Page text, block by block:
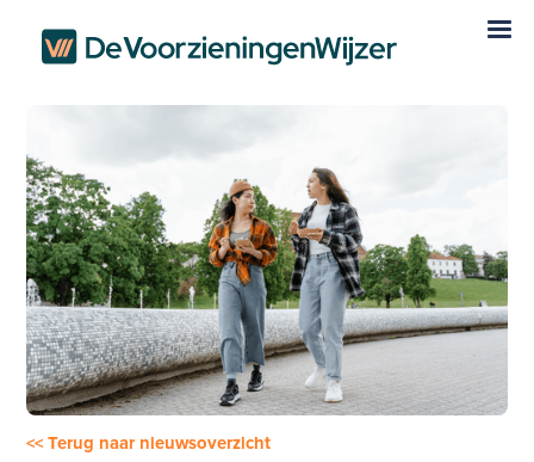
<< Terug naar nieuwsoverzicht